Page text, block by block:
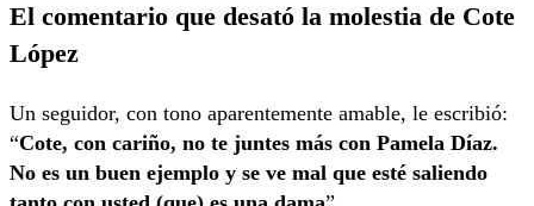
El comentario que desató la molestia de Cote
López
Un seguidor, con tono aparentemente amable, le escribió:
“Cote, con cariño, no te juntes más con Pamela Díaz.
No es un buen ejemplo y se ve mal que esté saliendo